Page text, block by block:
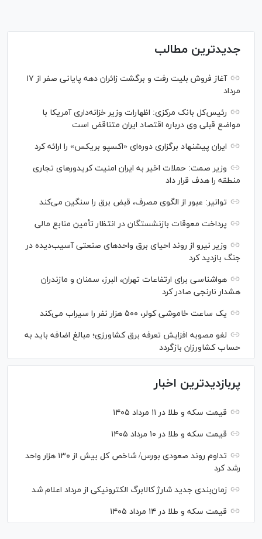
جدیدترین مطالب
آغاز فروش بلیت رفت و برگشت زائران دهه پایانی صفر از ۱۷
مرداد
رئیس‌کل بانک مرکزی: اظهارات وزیر خزانه‌داری آمریکا با
مواضع قبلی وی درباره اقتصاد ایران متناقض است
ایران پیشنهاد برگزاری دوره‌ای «اکسپو بریکس» را ارائه کرد
وزیر صمت: حملات اخیر به ایران امنیت کریدورهای تجاری
منطقه را هدف قرار داد
توانیر: عبور از الگوی مصرف، قبض برق را سنگین می‌کند
پرداخت معوقات بازنشستگان در انتظار تأمین منابع مالی
وزیر نیرو از روند احیای برق واحدهای صنعتی آسیب‌دیده در
جنگ بازدید کرد
هواشناسی برای ارتفاعات تهران، البرز، سمنان و مازندران
هشدار نارنجی صادر کرد
یک ساعت خاموشی کولر، ۵۰۰ هزار نفر را سیراب می‌کند
لغو مصوبه افزایش تعرفه برق کشاورزی؛ مبالغ اضافه باید به
حساب کشاورزان بازگردد
پربازدیدترین اخبار
قیمت سکه و طلا در ۱۱ مرداد ۱۴۰۵
قیمت سکه و طلا در ۱۰ مرداد ۱۴۰۵
تداوم روند صعودی بورس/ شاخص کل بیش از ۱۳۰ هزار واحد
رشد کرد
زمان‌بندی جدید شارژ کالابرگ الکترونیکی از مرداد اعلام شد
قیمت سکه و طلا در ۱۴ مرداد ۱۴۰۵